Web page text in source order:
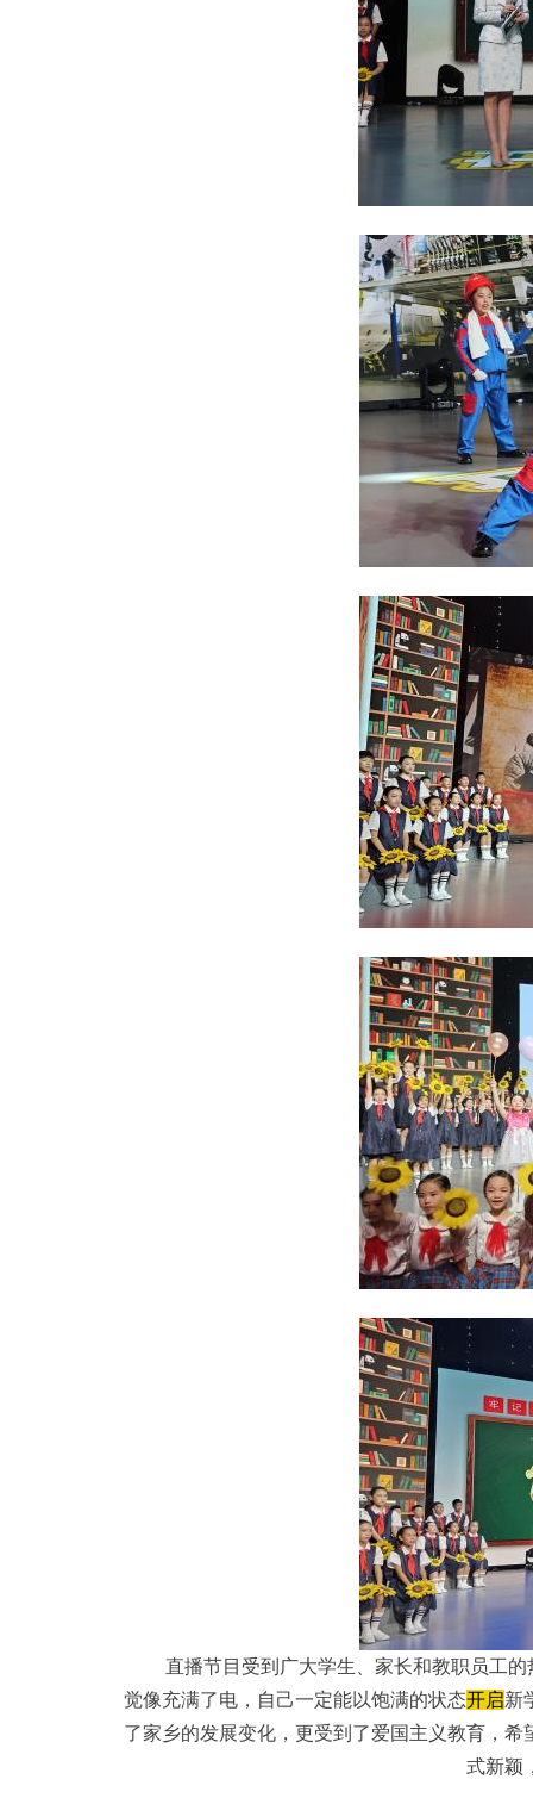
直播节目受到广大学生、家长和教职员工
觉像充满了电，自己一定能以饱满的状态开启新
了家乡的发展变化，更受到了爱国主义教育，
式新颖